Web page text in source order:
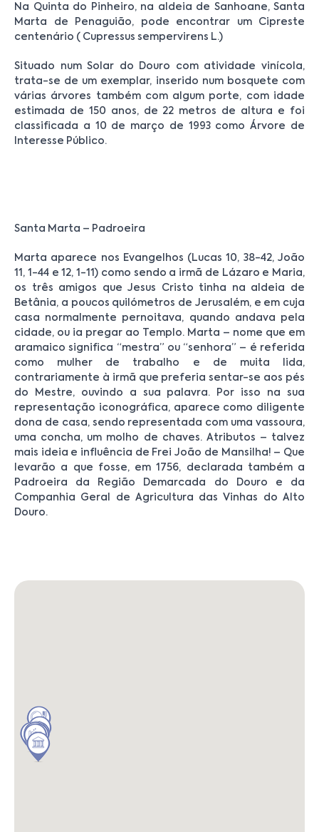
Na Quinta do Pinheiro, na aldeia de Sanhoane, Santa
Marta de Penaguião, pode encontrar um Cipreste
centenário ( Cupressus sempervirens L.)
Situado num Solar do Douro com atividade vinícola,
trata-se de um exemplar, inserido num bosquete com
várias árvores também com algum porte, com idade
estimada de 150 anos, de 22 metros de altura e foi
classificada a 10 de março de 1993 como Árvore de
Interesse Público.
Santa Marta – Padroeira
Marta aparece nos Evangelhos (Lucas 10, 38-42, João
11, 1-44 e 12, 1-11) como sendo a irmã de Lázaro e Maria,
os três amigos que Jesus Cristo tinha na aldeia de
Betânia, a poucos quilómetros de Jerusalém, e em cuja
casa normalmente pernoitava, quando andava pela
cidade, ou ia pregar ao Templo. Marta – nome que em
aramaico significa “mestra” ou “senhora” – é referida
como mulher de trabalho e de muita lida,
contrariamente à irmã que preferia sentar-se aos pés
do Mestre, ouvindo a sua palavra. Por isso na sua
representação iconográfica, aparece como diligente
dona de casa, sendo representada com uma vassoura,
uma concha, um molho de chaves. Atributos – talvez
mais ideia e influência de Frei João de Mansilha! – Que
levarão a que fosse, em 1756, declarada também a
Padroeira da Região Demarcada do Douro e da
Companhia Geral de Agricultura das Vinhas do Alto
Douro.